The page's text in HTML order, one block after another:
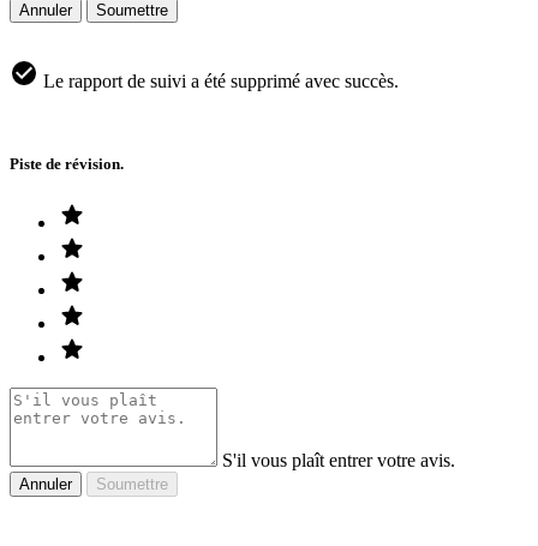
Annuler
Soumettre
Le rapport de suivi a été supprimé avec succès.
Piste de révision.
S'il vous plaît entrer votre avis.
Annuler Soumettre